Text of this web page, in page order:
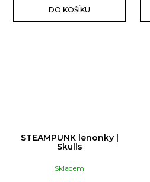
DO KOŠÍKU
STEAMPUNK lenonky |
Skulls
Skladem